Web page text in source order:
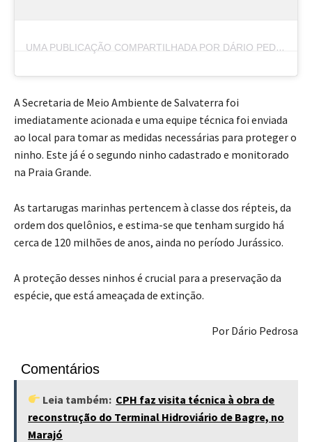
UMA PUBLICAÇÃO COMPARTILHADA POR DÁRIO PEDROSA MARAJO (@DIARIOPEDROSAMARAJO)
A Secretaria de Meio Ambiente de Salvaterra foi
imediatamente acionada e uma equipe técnica foi enviada
ao local para tomar as medidas necessárias para proteger o
ninho. Este já é o segundo ninho cadastrado e monitorado
na Praia Grande.
As tartarugas marinhas pertencem à classe dos répteis, da
ordem dos quelônios, e estima-se que tenham surgido há
cerca de 120 milhões de anos, ainda no período Jurássico.
A proteção desses ninhos é crucial para a preservação da
espécie, que está ameaçada de extinção.
Por Dário Pedrosa
Comentários
Leia também: CPH faz visita técnica à obra de
reconstrução do Terminal Hidroviário de Bagre, no
Marajó